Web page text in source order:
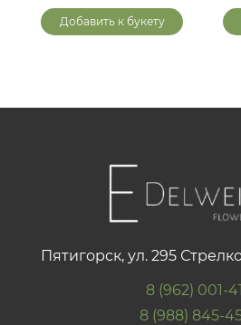
Добавить к букету
Пятигорск, ул. 295
8 (962) 001-
8 (988) 845-